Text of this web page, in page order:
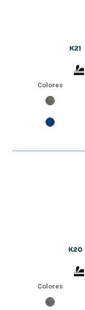
K21
Colores
K20
Colores